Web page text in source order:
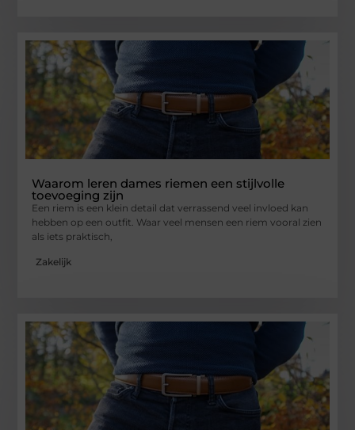
Waarom leren dames riemen een stijlvolle
toevoeging zijn
Een riem is een klein detail dat verrassend veel invloed kan
hebben op een outfit. Waar veel mensen een riem vooral zien
als iets praktisch,
Zakelijk